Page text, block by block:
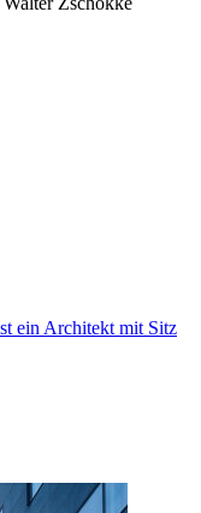
ein Architekt mit Sitz